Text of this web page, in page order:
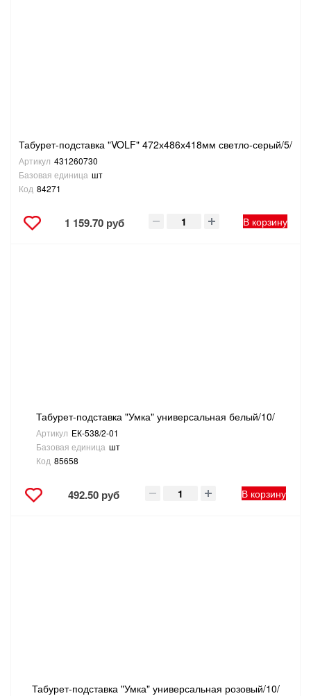
Табурет-подставка "VOLF" 472х486х418мм светло-серый/5/
Артикул 431260730
Базовая единица шт
Код 84271
1 159.70 руб В корзину
Табурет-подставка "Умка" универсальная белый/10/
Артикул ЕК-538/2-01
Базовая единица шт
Код 85658
492.50 руб В корзину
Табурет-подставка "Умка" универсальная розовый/10/